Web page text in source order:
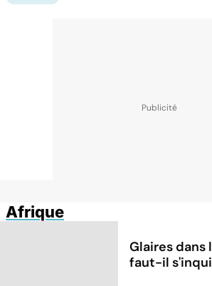
Afrique
Glaires dans
faut-il